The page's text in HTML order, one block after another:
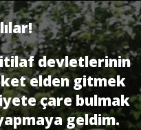
devletlerinin
elden gitmek
çare bulmak
geldim.